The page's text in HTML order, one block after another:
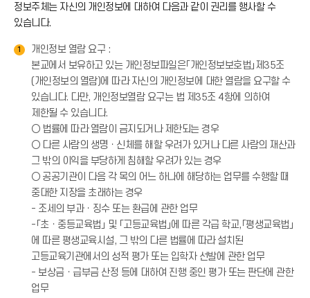
정보주체는 자신의 개인정보에 대하여 다음과 같이 권리를 행사할 수
있습니다.
1
개인정보 열람 요구 :
본교에서 보유하고 있는 개인정보파일은「개인정보보호법」제35조
(개인정보의 열람)에 따라 자신의 개인정보에 대한 열람을 요구할 수
있습니다. 다만, 개인정보열람 요구는 법 제35조 4항에 의하여
제한될 수 있습니다.
○ 법률에 따라 열람이 금지되거나 제한되는 경우
○ 다른 사람의 생명ㆍ신체를 해할 우려가 있거나 다른 사람의 재산과
그 밖의 이익을 부당하게 침해할 우려가 있는 경우
○ 공공기관이 다음 각 목의 어느 하나에 해당하는 업무를 수행할 때
중대한 지장을 초래하는 경우
- 조세의 부과ㆍ징수 또는 환급에 관한 업무
-「초ㆍ중등교육법」 및 「고등교육법」에 따른 각급 학교,「평생교육법」
에 따른 평생교육시설, 그 밖의 다른 법률에 따라 설치된
고등교육기관에서의 성적 평가 또는 입학자 선발에 관한 업무
- 보상금ㆍ급부금 산정 등에 대하여 진행 중인 평가 또는 판단에 관한
업무